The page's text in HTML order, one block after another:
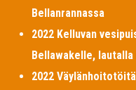
Bellanrannassa
2022 Kelluvan
Bellawakelle,
2022